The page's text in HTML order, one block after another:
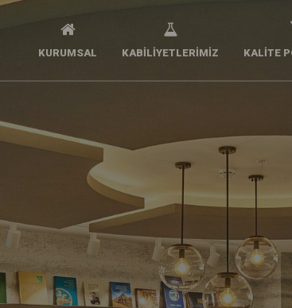
KURUMSAL KABILIYETLERIMIZ KALITE